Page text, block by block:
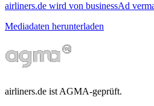
airliners.de wird von businessAd
Mediadaten herunterladen
airliners.de ist AGMA-geprüft.